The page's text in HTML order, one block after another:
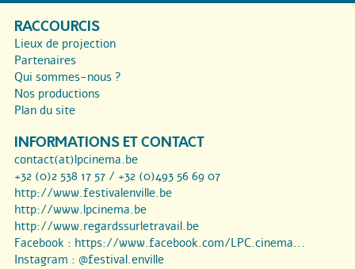
RACCOURCIS
Lieux de projection
Partenaires
Qui sommes-nous ?
Nos productions
Plan du site
INFORMATIONS ET CONTACT
contact(at)lpcinema.be
+32 (0)2 538 17 57 / +32 (0)493 56 69 07
http://www.festivalenville.be
http://www.lpcinema.be
http://www.regardssurletravail.be
Facebook : https://www.facebook.com/LPC.cinema...
Instagram : @festival.enville